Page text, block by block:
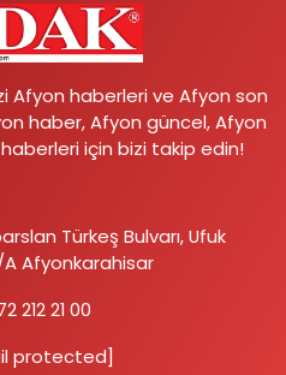
haberleri ve Afyon son
haber, Afyon güncel, Afyon
için bizi takip edin!
Türkeş Bulvarı, Ufuk
Afyonkarahisar
212 21 00
protected]